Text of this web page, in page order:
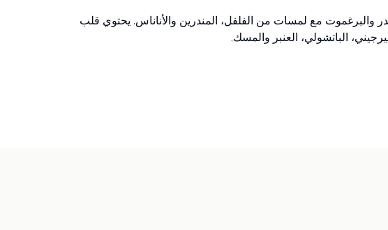
والبرغموت مع لمسات من الفلفل، المندرين والأناناس. يحتوي قلب
الباتشولي، العنبر والمسك.